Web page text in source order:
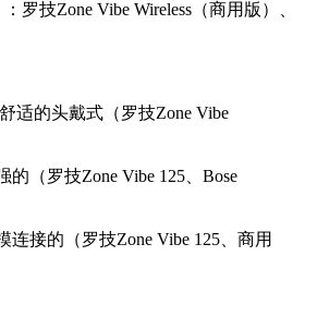
罗技Zone Vibe Wireless（商用版）、
适的头戴式（罗技Zone Vibe
的（罗技Zone Vibe 125、Bose
连接的（罗技Zone Vibe 125、商用